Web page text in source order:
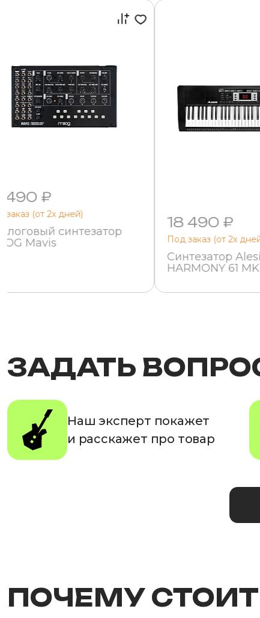
490 ₽
заказ (от 2х дней)
синтезатор
Mavis
18 490 ₽
Под заказ (от 2х
Синтезатор
HARMONY 61
ЗАДАТЬ
Наш эксперт покажет
и расскажет про товар
ПОЧЕМУ